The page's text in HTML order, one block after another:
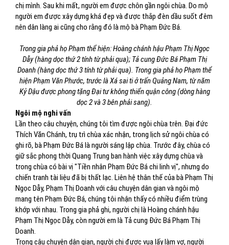
chị mình. Sau khi mất, người em được chôn gần ngôi chùa. Do mộ
người em được xây dựng khá đẹp và được thắp đèn dầu suốt đêm
nên dân làng ai cũng cho rằng đó là mộ bà Phạm Đức Bá.
Trong gia phả họ Phạm thể hiện: Hoàng chánh hậu Phạm Thị Ngọc
Dẫy (hàng dọc thứ 2 tính từ phải qua); Tả cung Đức Bá Phạm Thị
Doanh (hàng dọc thứ 3 tính từ phải qua). Trong gia phả họ Phạm thể
hiện Phạm Văn Phước, trước là Xá sai ti ở trấn Quảng Nam, từ năm
Kỷ Dậu được phong tặng Đại tư không thiển quận công (dòng hàng
dọc 2 và 3 bên phải sang).
Ngôi mộ nghi vấn
Lần theo câu chuyện, chúng tôi tìm được ngôi chùa trên. Đại đức
Thích Văn Chánh, trụ trì chùa xác nhận, trong lịch sử ngôi chùa có
ghi rõ, bà Phạm Đức Bá là người sáng lập chùa. Trước đây, chùa có
giữ sắc phong thời Quang Trung ban hành việc xây dựng chùa và
trong chùa có bài vị "Tiền nhân Phạm Đức Bá chi linh vị", nhưng do
chiến tranh tài liệu đã bị thất lạc. Liên hệ thân thế của bà Phạm Thị
Ngọc Dẫy, Phạm Thị Doanh với câu chuyện dân gian và ngôi mộ
mang tên Phạm Đức Bá, chúng tôi nhận thấy có nhiều điểm trùng
khớp với nhau. Trong gia phả ghi, người chị là Hoàng chánh hậu
Phạm Thị Ngọc Dẫy, còn người em là Tả cung Đức Bá Phạm Thị
Doanh.
Trong câu chuyện dân gian, người chị được vua lấy làm vợ, người